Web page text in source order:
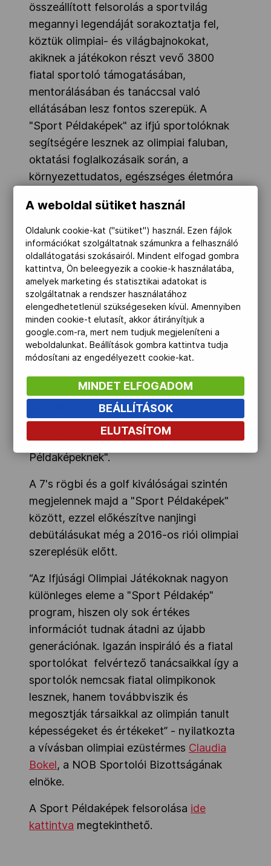
összeállított felsorolás a sportvilág
megannyi legendáját sorakoztatja fel,
köztük olimpiai- és világbajnokokat,
akiknek a játékokon részt vevő 3800
fiatal sportoló támogatásában,
mentorálásában és tanáccsal való
ellátásában lesz fontos szerepük. A
"Sport Példaképek" az ifjú sportolóknak
segítségére lesznek az olimpiai faluban,
oktatási foglalkozásaik során, a
környezettudatos, egészséges életmóra
olimpizmus fontosságát hirdető
készségfejlesztő foglalkozásaikon.
A versenyeket a háttérből figyelik majd,
és utána a minden résztvevő számára
nyitott társalgóban egy kötetlen
csetelésre is bármikor készen állnak. A
fiatalok értékes tapasztalatokat
tanulhatnak tőlük a “Bajnoki
beszélgetések” alkalmával, amik a NOB
bárkinek hozzáférhetőek lesznek, sőt az
ifjúsági olimpia rajongói a közösségi
médiumokon keresztül közvetlenül is
feltehetik kérdéseiket a "Sport
Példaképeknek".
A 7's rögbi és a golf kiválóságai szintén
megjelennek majd a "Sport Példaképek"
között, ezzel előkészítve nanjingi
debütálásukat még a 2016-os riói olimpiai
szereplésük előtt.
“Az Ifjúsági Olimpiai Játékoknak nagyon
különleges eleme a "Sport Példakép"
program, hiszen oly sok értékes
információt tudnak átadni az újabb
generációnak. Igazán inspiráló és a fiatal
sportolókat felvértező tanácsaikkal így a
sportolók nemcsak fiatal olimpikonok
lesznek, hanem továbbviszik és
megosztják társaikkal az olimpián tanult
képességeket és értékeket” - nyilatkozta
a vívásban olimpiai ezüstérmes Claudia
Bokel, a NOB Sportolói Bizottságának
elnöke.
A Sport Példaképek felsorolása ide
kattintva megtekinthető.
A weboldal sütiket használ
Oldalunk cookie-kat ("sütiket") használ. Ezen fájlok
információkat szolgáltatnak számunkra a felhasználó
oldallátogatási szokásairól. Mindent elfogad gombra
kattintva, Ön beleegyezik a cookie-k használatába,
amelyek marketing és statisztikai adatokat is
szolgáltatnak a rendszer használatához
elengedhetetlenül szükségeseken kívül. Amennyiben
minden cookie-t elutasít, akkor átirányítjuk a
google.com-ra, mert nem tudjuk megjeleníteni a
weboldalunkat. Beállítások gombra kattintva tudja
módosítani az engedélyezett cookie-kat.
MINDET ELFOGADOM
BEÁLLÍTÁSOK
ELUTASÍTOM